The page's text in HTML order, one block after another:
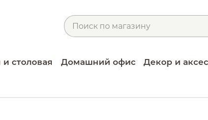
и столовая Домашний офис Декор и